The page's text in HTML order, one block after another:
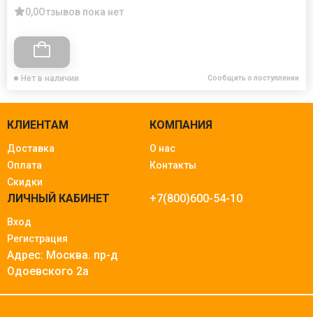
0,0Отзывов пока нет
Нет в наличии Сообщить о поступлении
КЛИЕНТАМ
Доставка
Оплата
Скидки
КОМПАНИЯ
О нас
Контакты
ЛИЧНЫЙ КАБИНЕТ
Вход
Регистрация
+7(800)600-54-10
Адрес: Москва. пр-д
Одоевского 2а